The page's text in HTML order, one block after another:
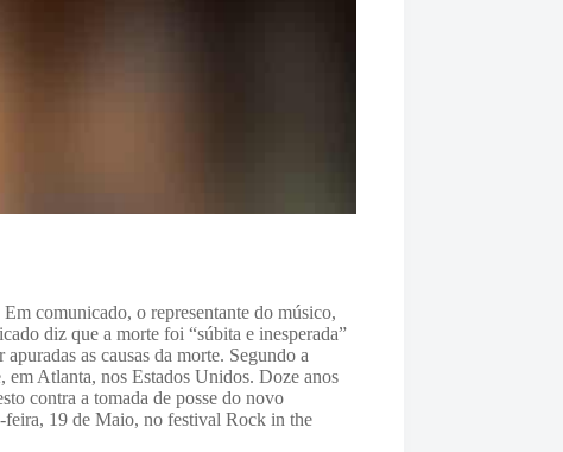
comunicado, o representante do músico,
diz que a morte foi “súbita e inesperada”
as causas da morte. Segundoa
em Atlanta, nos Estados Unidos.Doze anos
contra a tomada de posse do novo
feira, 19 de Maio, no festival Rock in the